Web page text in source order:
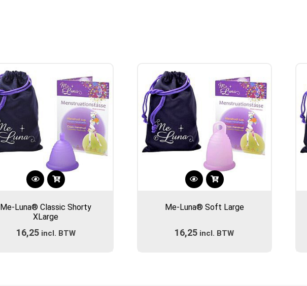
Dit
heeft
meerdere
variaties.
Me-Luna® Classic Shorty
XLarge
16,25 incl. BTW
Dit
heeft
variaties.
Me-Luna® Soft Large
16,25 incl. BTW